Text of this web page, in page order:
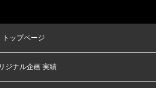
トップページ
ジナル企画 実績